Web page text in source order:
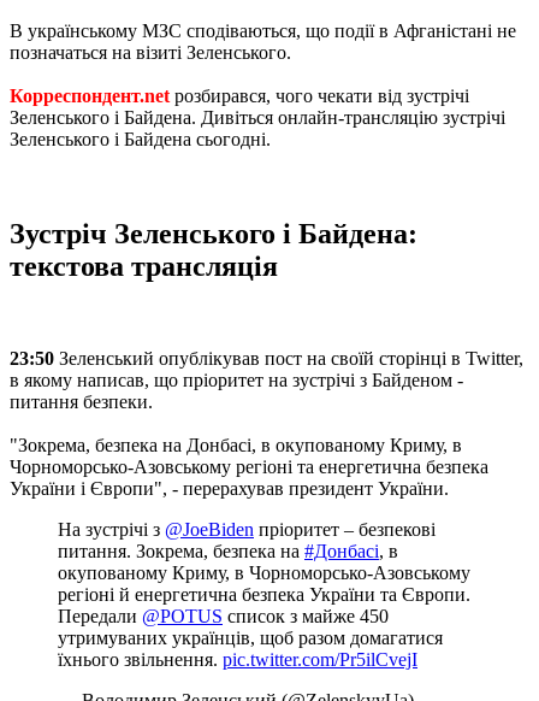
В українському МЗС сподіваються, що події в Афганістані не
позначаться на візиті Зеленського.
Корреспондент.net розбирався, чого чекати від зустрічі
Зеленського і Байдена. Дивіться онлайн-трансляцію зустрічі
Зеленського і Байдена сьогодні.
Зустріч Зеленського і Байдена:
текстова трансляція
23:50 Зеленський опублікував пост на своїй сторінці в Twitter,
в якому написав, що пріоритет на зустрічі з Байденом -
питання безпеки.
"Зокрема, безпека на Донбасі, в окупованому Криму, в
Чорноморсько-Азовському регіоні та енергетична безпека
України і Європи", - перерахував президент України.
На зустрічі з @JoeBiden пріоритет – безпекові
питання. Зокрема, безпека на #Донбасі, в
окупованому Криму, в Чорноморсько-Азовському
регіоні й енергетична безпека України та Європи.
Передали @POTUS список з майже 450
утримуваних українців, щоб разом домагатися
їхнього звільнення. pic.twitter.com/Pr5ilCvejI